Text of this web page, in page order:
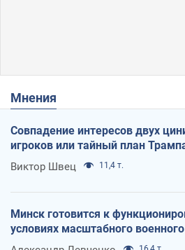
Мнения
Совпадение интересов двух
игроков или тайный план
Виктор Швец 11,4 т.
Минск готовится к
условиях масштабного